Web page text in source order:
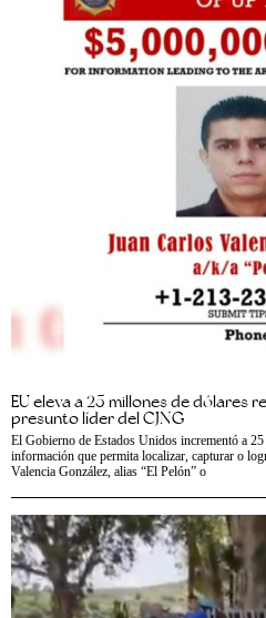
EU eleva a 25 millones de dólares
presunto líder del CJNG
El Gobierno de Estados Unidos incrementó a
información que permita localizar, capturar o
Valencia González, alias “El Pelón” o